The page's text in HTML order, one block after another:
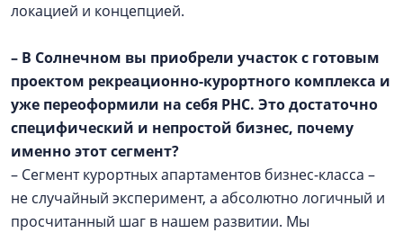
локацией и концепцией.
– В Солнечном вы приобрели участок с готовым
проектом рекреационно-курортного комплекса и
уже переоформили на себя РНС. Это достаточно
специфический и непростой бизнес, почему
именно этот сегмент?
– Сегмент курортных апартаментов бизнес-класса –
не случайный эксперимент, а абсолютно логичный и
просчитанный шаг в нашем развитии. Мы